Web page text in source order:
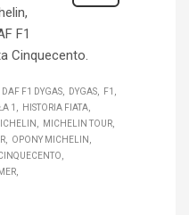
F1
Cinquecento.
DAF F1 DYGAS DYGAS
F1
1
HISTORIA FIATA
MICHELIN TOUR
OPONY MICHELIN